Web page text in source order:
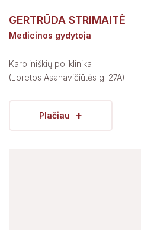
GERTRŪDA STRIMAITĖ
Medicinos gydytoja
Karoliniškių poliklinika
(Loretos Asanavičiūtės g. 27A)
Plačiau +